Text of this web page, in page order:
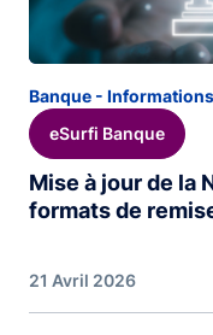
Banque -
eSurfi Banque
Mise à jour de la
formats de
21 Avril 2026